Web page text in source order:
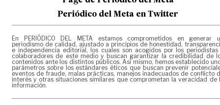
Periódico del Meta en Twitter
En PERIÓDICO DEL META estamos comprometidos en generar
periodismo de calidad, ajustado a principios de honestidad,
e independencia editorial, los cuales son acogidos por los periodistas
colaboradores de este medio y buscan garantizar la credibilidad de
contenidos ante los distintos públicos. Así mismo, hemos establecido
parámetros sobre los estándares éticos que buscan prevenir
eventos de fraude, malas prácticas, manejos inadecuados de conflicto
interés y otras situaciones similares que comprometan la veracidad de
información.